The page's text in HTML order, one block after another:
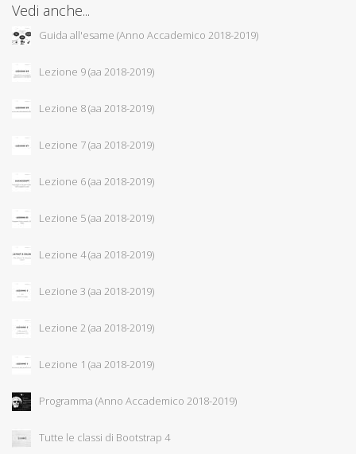
Vedi anche...
Guida all'esame (Anno Accademico 2018-2019)
Lezione 9 (aa 2018-2019)
Lezione 8 (aa 2018-2019)
Lezione 7 (aa 2018-2019)
Lezione 6 (aa 2018-2019)
Lezione 5 (aa 2018-2019)
Lezione 4 (aa 2018-2019)
Lezione 3 (aa 2018-2019)
Lezione 2 (aa 2018-2019)
Lezione 1 (aa 2018-2019)
Programma (Anno Accademico 2018-2019)
Tutte le classi di Bootstrap 4